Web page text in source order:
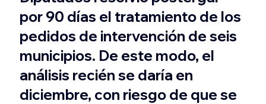
por 90 días el tratamiento de los
pedidos de intervención de seis
municipios. De este modo, el
análisis recién se daría en
diciembre, con riesgo de que se